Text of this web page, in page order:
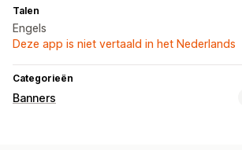
Talen
Engels
Deze app is niet vertaald in het Nederlands
Categorieën
Banners